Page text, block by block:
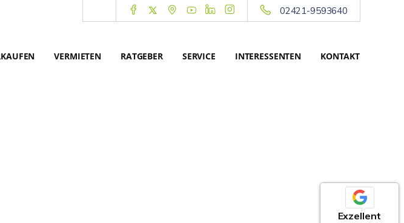
02421-9593640
VERMIETEN RATGEBER SERVICE INTERESSENTEN KONTAKT
Exzellent